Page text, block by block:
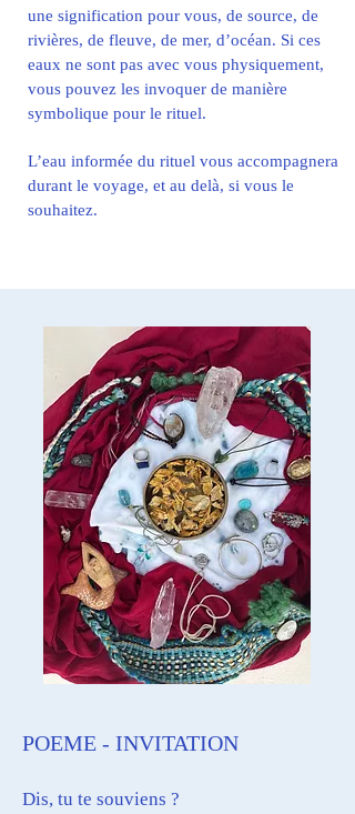
une signification pour vous, de source, de
rivières, de fleuve, de mer, d’océan. Si ces
eaux ne sont pas avec vous physiquement,
vous pouvez les invoquer de manière
symbolique pour le rituel.
L’eau informée du rituel vous accompagnera
durant le voyage, et au delà, si vous le
souhaitez.
POEME - INVITATION
Dis, tu te souviens ?